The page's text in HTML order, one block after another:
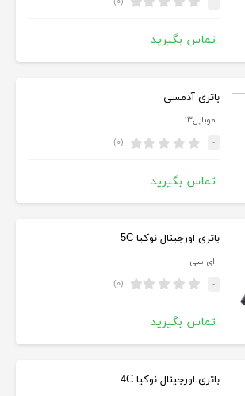
تماس بگیرید
باتری آدمسی
موبایل۱۳
- (۰)
تماس بگیرید
باتری اورجینال نوکیا 5C
ای سی
- (۰)
تماس بگیرید
باتری اورجینال نوکیا 4C